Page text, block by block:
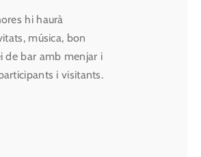
hi haurà
música, bon
de bar amb menjar i
i visitants.